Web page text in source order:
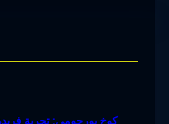
كوخ بورجومي: تجربة